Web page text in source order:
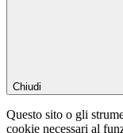
Chiudi
Questo sito o gli
cookie necessari al